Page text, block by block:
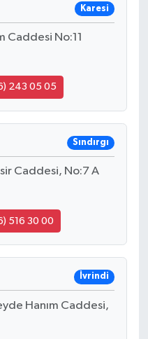
Karesi
Caddesi No:11
243 05 05
Sındırgı
Caddesi, No:7 A
516 30 00
İvrindi
Hanım Caddesi,